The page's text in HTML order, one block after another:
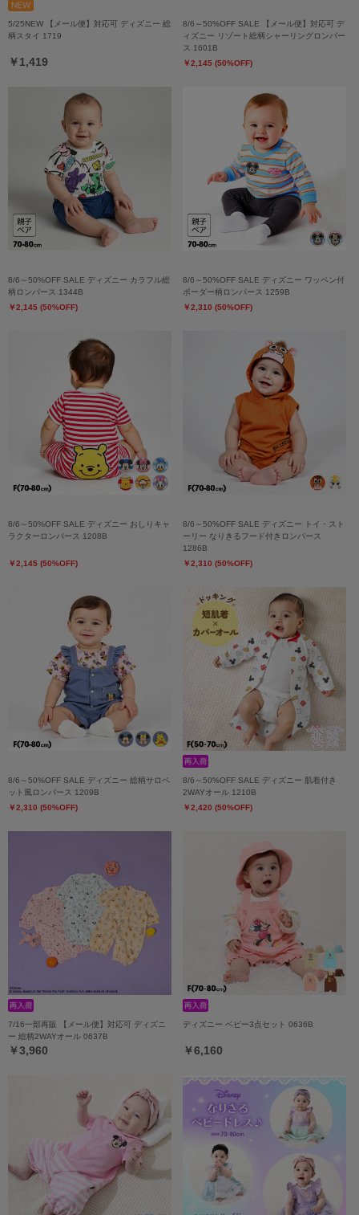
5/25NEW 【メール便】対応可 ディズニー 総
柄スタイ 1719
￥1,419
8/6～50%OFF SALE 【メール便】対応可 デ
ィズニー リゾート総柄シャーリングロンパー
ス 1601B
￥2,145 (50%OFF)
8/6～50%OFF SALE ディズニー カラフル総
柄ロンパース 1344B
￥2,145 (50%OFF)
8/6～50%OFF SALE ディズニー ワッペン付
ボーダー柄ロンパース 1259B
￥2,310 (50%OFF)
8/6～50%OFF SALE ディズニー おしりキャ
ラクターロンパース 1208B
￥2,145 (50%OFF)
8/6～50%OFF SALE ディズニー トイ・スト
ーリー なりきるフード付きロンパース
1286B
￥2,310 (50%OFF)
8/6～50%OFF SALE ディズニー 総柄サロペ
ット風ロンパース 1209B
￥2,310 (50%OFF)
8/6～50%OFF SALE ディズニー 肌着付き
2WAYオール 1210B
￥2,420 (50%OFF)
7/16一部再販 【メール便】対応可 ディズニ
ー 総柄2WAYオール 0637B
￥3,960
ディズニー ベビー3点セット 0636B
￥6,160